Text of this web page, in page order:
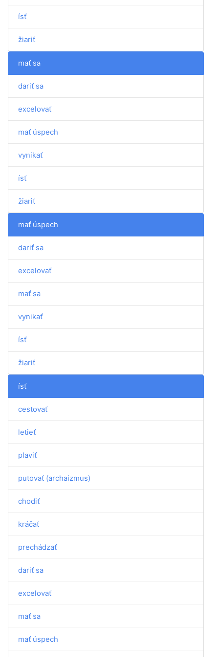
ísť
žiariť
mať sa
dariť sa
excelovať
mať úspech
vynikať
ísť
žiariť
mať úspech
dariť sa
excelovať
mať sa
vynikať
ísť
žiariť
ísť
cestovať
letieť
plaviť
putovať (archaizmus)
chodiť
kráčať
prechádzať
dariť sa
excelovať
mať sa
mať úspech